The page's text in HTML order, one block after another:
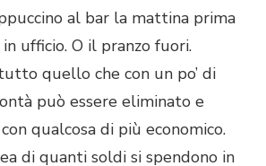
al bar la mattina prima
ufficio. O il pranzo fuori.
quello che con un po’ di
può essere eliminato e
qualcosa di più economico.
di quanti soldi si spendono in